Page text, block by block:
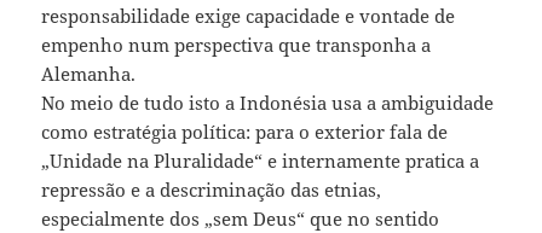
responsabilidade exige capacidade e vontade de
empenho num perspectiva que transponha a
Alemanha.
No meio de tudo isto a Indonésia usa a ambiguidade
como estratégia política: para o exterior fala de
„Unidade na Pluralidade“ e internamente pratica a
repressão e a descriminação das etnias,
especialmente dos „sem Deus“ que no sentido